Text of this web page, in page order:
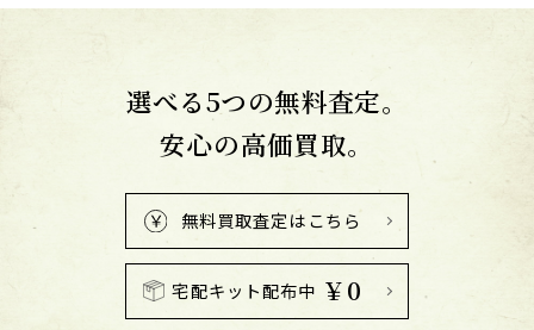
選べる5つの無料査定。
安心の高価買取。
無料買取査定はこちら
宅配キット配布中 ￥0